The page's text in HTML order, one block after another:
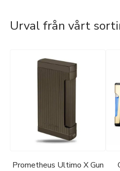
Urval från vårt
Prometheus Ultimo X Gun